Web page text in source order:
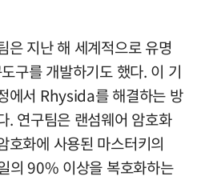
은 지난 해 세계적으로 유명
구를 개발하기도 했다. 이 기
에서 Rhysida를 해결하는 방
. 연구팀은 랜섬웨어 암호화
호화에 사용된 마스터키의
의 90% 이상을 복호화하는